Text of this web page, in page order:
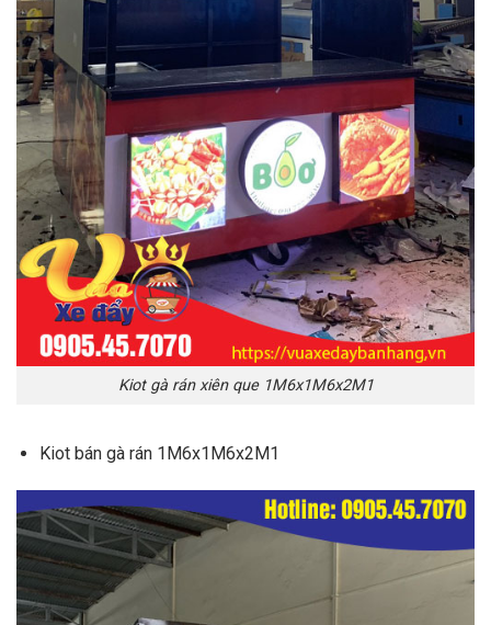
Kiot gà rán xiên que 1M6x1M6x2M1
Kiot bán gà rán 1M6x1M6x2M1